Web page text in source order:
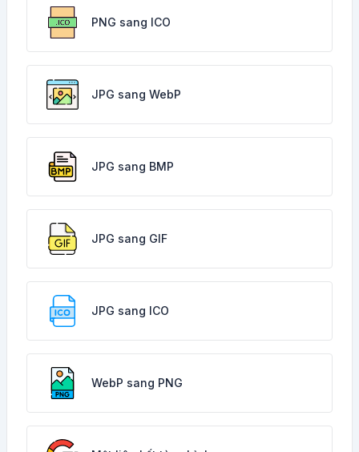
PNG sang ICO
JPG sang WebP
JPG sang BMP
JPG sang GIF
JPG sang ICO
WebP sang PNG